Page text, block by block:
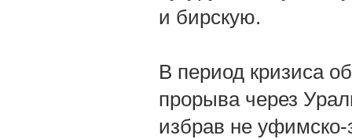
и бирскую.
В период кризиса
прорыва через
избрав не уфимско-